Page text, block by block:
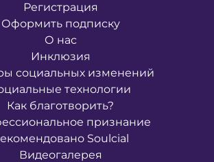
Регистрация
Оформить подписку
О нас
Инклюзия
социальных изменений
технологии
Как благотворить?
признание
Soulcial
Видеогалерея